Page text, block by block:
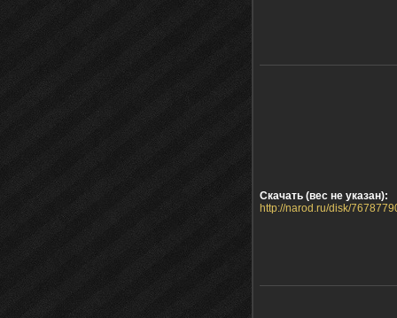
Скачать (вес не указан):
http://narod.ru/disk/